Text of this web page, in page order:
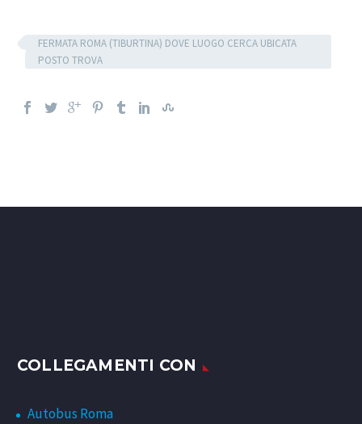
FERMATA ROMA (TIBURTINA) DOVE LUOGO CERCA UBICATA
POSTO TROVA
COLLEGAMENTI CON
Autobus Roma